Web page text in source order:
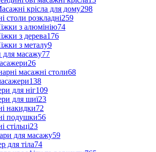
крісла для дому298
столи розкладні259
з алюмінію74
з дерева176
з металу9
для масажу77
26
масажні столи68
138
для ніг109
для шиї23
накидки72
подушки56
стільці23
для масажу59
для тіла74